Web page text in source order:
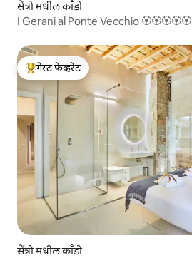
सेंत्रो मधील काँडो
I Gerani al Ponte Vecchio 🏵🏵🏵🏵🏵
टॉप गेस्ट फेव्हरेट
गेस्ट फेव्हरेट
सेंत्रो मधील काँडो